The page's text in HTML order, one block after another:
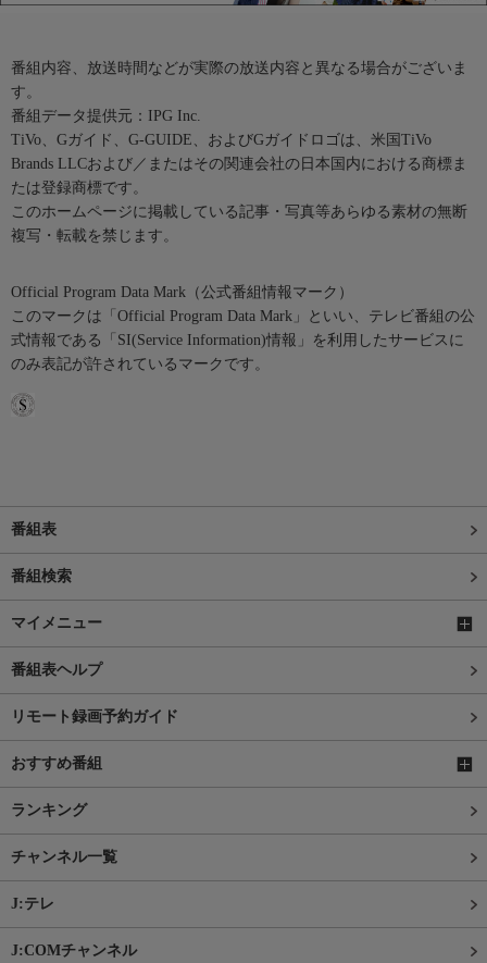
番組内容、放送時間などが実際の放送内容と異なる場合がございま
す。
番組データ提供元：IPG Inc.
TiVo、Gガイド、G-GUIDE、およびGガイドロゴは、米国TiVo
Brands LLCおよび／またはその関連会社の日本国内における商標ま
たは登録商標です。
このホームページに掲載している記事・写真等あらゆる素材の無断
複写・転載を禁じます。
Official Program Data Mark（公式番組情報マーク）
このマークは「Official Program Data Mark」といい、テレビ番組の公
式情報である「SI(Service Information)情報」を利用したサービスに
のみ表記が許されているマークです。
番組表
番組検索
マイメニュー
番組表ヘルプ
リモート録画予約ガイド
おすすめ番組
ランキング
チャンネル一覧
J:テレ
J:COMチャンネル